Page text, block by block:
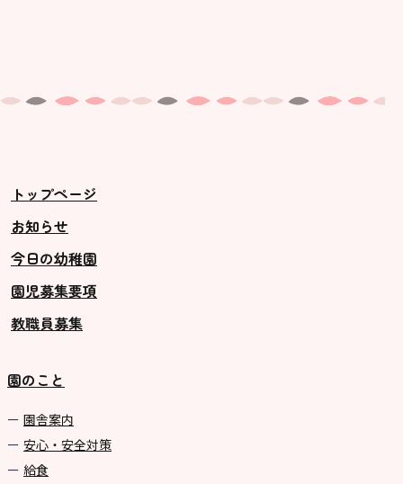
トップページ
お知らせ
今日の幼稚園
園児募集要項
教職員募集
園のこと
園舎案内
安心・安全対策
給食